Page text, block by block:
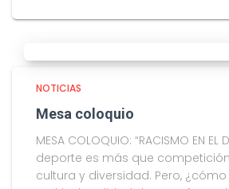
NOTICIAS
Mesa coloquio
MESA COLOQUIO: “RACISMO EN EL
deporte es más que
cultura y diversidad. Pero, ¿cómo